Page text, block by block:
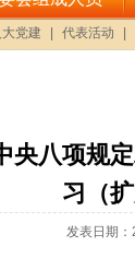
央八项规
习（
发表日期